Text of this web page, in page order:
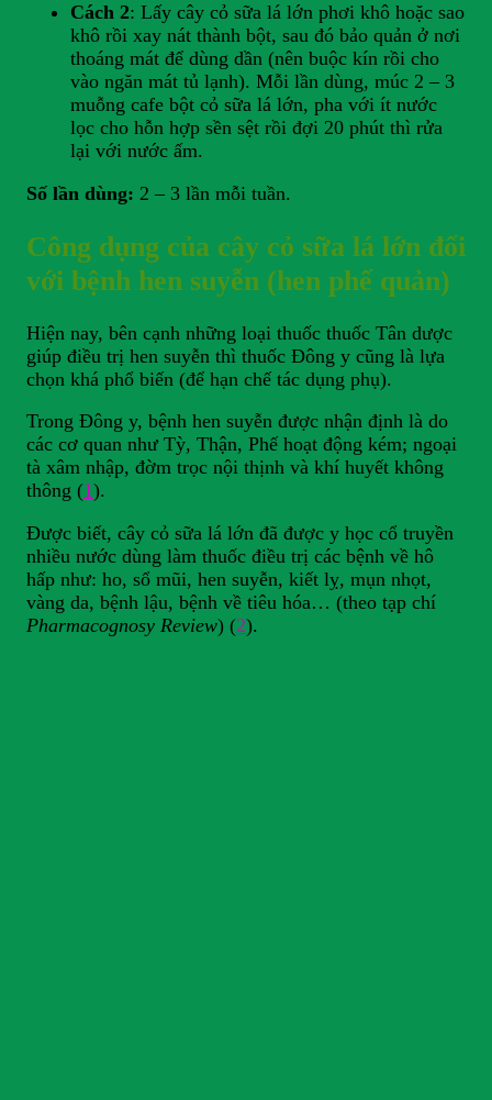
Cách 2: Lấy cây cỏ sữa lá lớn phơi khô hoặc sao
khô rồi xay nát thành bột, sau đó bảo quản ở nơi
thoáng mát để dùng dần (nên buộc kín rồi cho
vào ngăn mát tủ lạnh). Mỗi lần dùng, múc 2 – 3
muỗng cafe bột cỏ sữa lá lớn, pha với ít nước
lọc cho hỗn hợp sền sệt rồi đợi 20 phút thì rửa
lại với nước ấm.
Số lần dùng: 2 – 3 lần mỗi tuần.
Công dụng của cây cỏ sữa lá lớn đối
với bệnh hen suyễn (hen phế quản)
Hiện nay, bên cạnh những loại thuốc thuốc Tân dược
giúp điều trị hen suyễn thì thuốc Đông y cũng là lựa
chọn khá phổ biến (để hạn chế tác dụng phụ).
Trong Đông y, bệnh hen suyễn được nhận định là do
các cơ quan như Tỳ, Thận, Phế hoạt động kém; ngoại
tà xâm nhập, đờm trọc nội thịnh và khí huyết không
thông (1).
Được biết, cây cỏ sữa lá lớn đã được y học cổ truyền
nhiều nước dùng làm thuốc điều trị các bệnh về hô
hấp như: ho, sổ mũi, hen suyễn, kiết lỵ, mụn nhọt,
vàng da, bệnh lậu, bệnh về tiêu hóa… (theo tạp chí
Pharmacognosy Review) (2).